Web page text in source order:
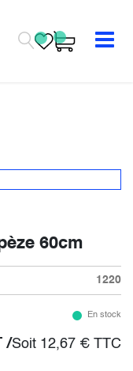
60cm
1220
En stock
/Soit 12,67 € TTC